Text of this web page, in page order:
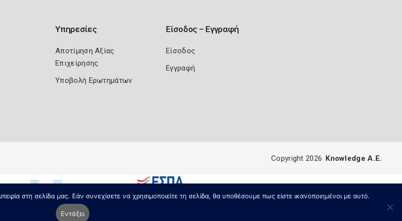
Υπηρεσίες
Αποτίμηση Αξίας
Επιχείρησης
Υποβολή Ερωτημάτων
Είσοδος – Εγγραφή
Είσοδος
Εγγραφή
στη σελίδα μας. Εάν συνεχίσετε να χρησιμοποιείτε τη σελίδα, θα υποθέσουμε πως είστε ικανοποιημένοι με αυτό.
Εντάξει
Copyright 2026 Knowledge A.E.